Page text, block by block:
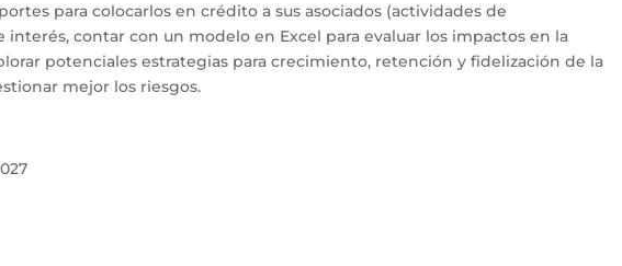
para colocarlos en crédito a sus asociados (actividades de
contar con un modelo en Excel para evaluar los impactos en la
potenciales estrategias para crecimiento, retención y fidelización de la
mejor los riesgos.